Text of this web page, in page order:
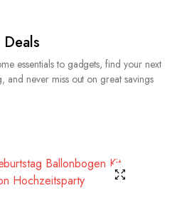
essentials to gadgets, find your next
and never miss out on great savings